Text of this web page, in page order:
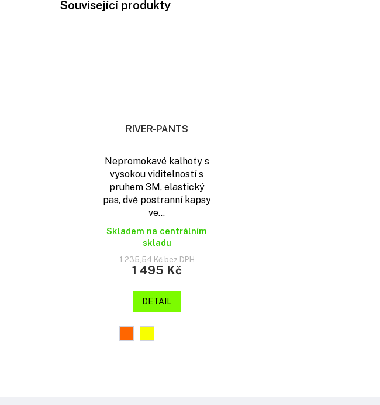
Související produkty
RIVER-PANTS
Nepromokavé kalhoty s
vysokou viditelností s
pruhem 3M, elastický
pas, dvě postranní kapsy
ve...
Skladem na centrálním
skladu
1 235,54 Kč bez DPH
1 495 Kč
DETAIL